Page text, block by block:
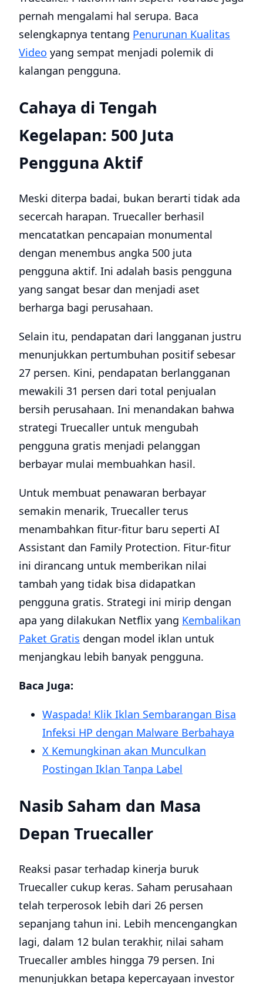
pernah mengalami hal serupa. Baca
selengkapnya tentang Penurunan Kualitas
Video yang sempat menjadi polemik di
kalangan pengguna.
Cahaya di Tengah
Kegelapan: 500 Juta
Pengguna Aktif
Meski diterpa badai, bukan berarti tidak ada
secercah harapan. Truecaller berhasil
mencatatkan pencapaian monumental
dengan menembus angka 500 juta
pengguna aktif. Ini adalah basis pengguna
yang sangat besar dan menjadi aset
berharga bagi perusahaan.
Selain itu, pendapatan dari langganan justru
menunjukkan pertumbuhan positif sebesar
27 persen. Kini, pendapatan berlangganan
mewakili 31 persen dari total penjualan
bersih perusahaan. Ini menandakan bahwa
strategi Truecaller untuk mengubah
pengguna gratis menjadi pelanggan
berbayar mulai membuahkan hasil.
Untuk membuat penawaran berbayar
semakin menarik, Truecaller terus
menambahkan fitur-fitur baru seperti AI
Assistant dan Family Protection. Fitur-fitur
ini dirancang untuk memberikan nilai
tambah yang tidak bisa didapatkan
pengguna gratis. Strategi ini mirip dengan
apa yang dilakukan Netflix yang Kembalikan
Paket Gratis dengan model iklan untuk
menjangkau lebih banyak pengguna.
Baca Juga:
Waspada! Klik Iklan Sembarangan Bisa
Infeksi HP dengan Malware Berbahaya
X Kemungkinan akan Munculkan
Postingan Iklan Tanpa Label
Nasib Saham dan Masa
Depan Truecaller
Reaksi pasar terhadap kinerja buruk
Truecaller cukup keras. Saham perusahaan
telah terperosok lebih dari 26 persen
sepanjang tahun ini. Lebih mencengangkan
lagi, dalam 12 bulan terakhir, nilai saham
Truecaller ambles hingga 79 persen. Ini
menunjukkan betapa kepercayaan investor